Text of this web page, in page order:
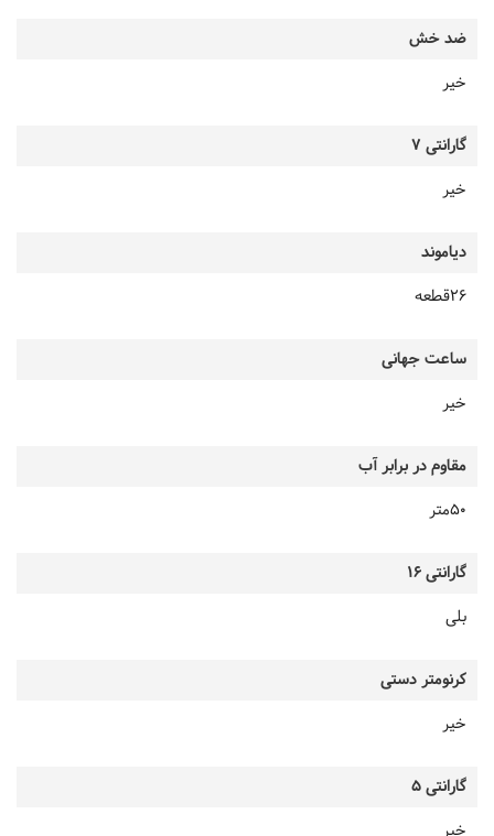
ضد خش
خیر
گارانتی 7
خیر
دیاموند
26قطعه
ساعت جهانی
خیر
مقاوم در برابر آب
50متر
گارانتی 16
بلی
کرنومتر دستی
خیر
گارانتی 5